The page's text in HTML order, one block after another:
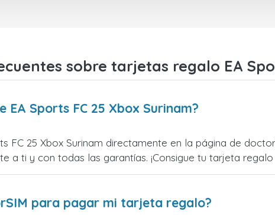
sobre tarjetas regalo EA
Sports FC 25 Xbox Surinam?
FC 25 Xbox Surinam directamente en la página de
a ti y con todas las garantías. ¡Consigue tu tarjeta
para pagar mi tarjeta regalo?